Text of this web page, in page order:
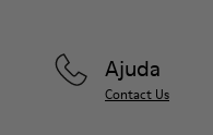
Ajuda
Contact Us